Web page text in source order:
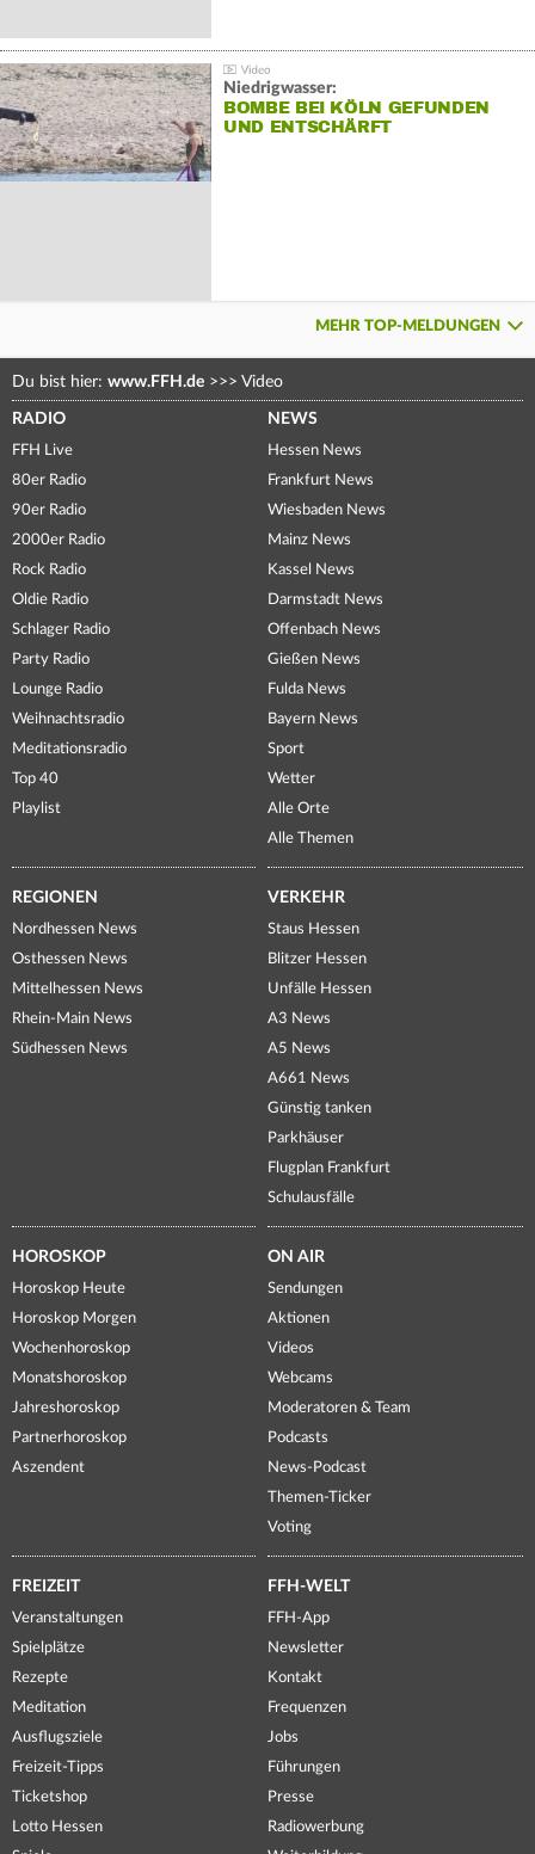
Niedrigwasser:
BOMBE BEI KÖLN GEFUNDEN
UND ENTSCHÄRFT
MEHR TOP-MELDUNGEN
Du bist hier: www.FFH.de >>> Video
RADIO
FFH Live
80er Radio
90er Radio
2000er Radio
Rock Radio
Oldie Radio
Schlager Radio
Party Radio
Lounge Radio
Weihnachtsradio
Meditationsradio
Top 40
Playlist
NEWS
Hessen News
Frankfurt News
Wiesbaden News
Mainz News
Kassel News
Darmstadt News
Offenbach News
Gießen News
Fulda News
Bayern News
Sport
Wetter
Alle Orte
Alle Themen
REGIONEN
Nordhessen News
Osthessen News
Mittelhessen News
Rhein-Main News
Südhessen News
VERKEHR
Staus Hessen
Blitzer Hessen
Unfälle Hessen
A3 News
A5 News
A661 News
Günstig tanken
Parkhäuser
Flugplan Frankfurt
Schulausfälle
HOROSKOP
Horoskop Heute
Horoskop Morgen
Wochenhoroskop
Monatshoroskop
Jahreshoroskop
Partnerhoroskop
Aszendent
ON AIR
Sendungen
Aktionen
Videos
Webcams
Moderatoren & Team
Podcasts
News-Podcast
Themen-Ticker
Voting
FREIZEIT
Veranstaltungen
Spielplätze
Rezepte
Meditation
Ausflugsziele
Freizeit-Tipps
Ticketshop
Lotto Hessen
FFH-WELT
FFH-App
Newsletter
Kontakt
Frequenzen
Jobs
Führungen
Presse
Radiowerbung